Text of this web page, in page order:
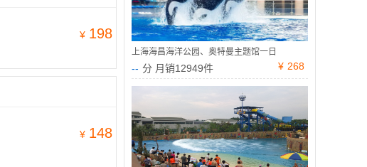
¥ 198
¥ 148
上海海昌海洋公园、奥特曼主题馆一日
-- 分 月销12949件 ¥ 268